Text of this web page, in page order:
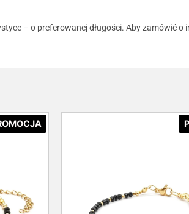
– o preferowanej długości. Aby zamówić